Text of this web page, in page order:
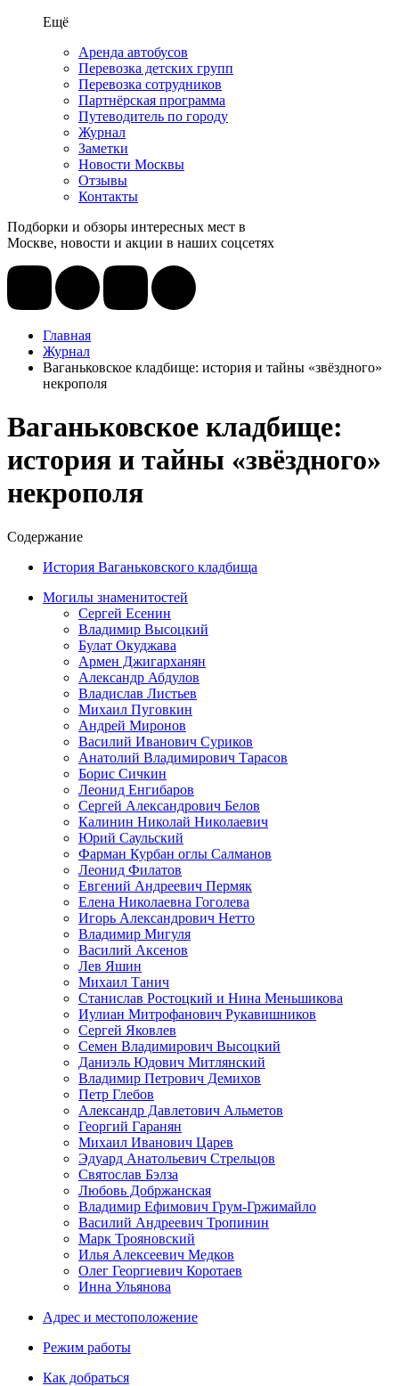
Ещё
Аренда автобусов
Перевозка детских групп
Перевозка сотрудников
Партнёрская программа
Путеводитель по городу
Журнал
Заметки
Новости Москвы
Отзывы
Контакты
Подборки и обзоры интересных мест в
Москве, новости и акции в наших соцсетях
Главная
Журнал
Ваганьковское кладбище: история и тайны «звёздного»
некрополя
Ваганьковское кладбище:
история и тайны «звёздного»
некрополя
Содержание
История Ваганьковского кладбища
Могилы знаменитостей
Сергей Есенин
Владимир Высоцкий
Булат Окуджава
Армен Джигарханян
Александр Абдулов
Владислав Листьев
Михаил Пуговкин
Андрей Миронов
Василий Иванович Суриков
Анатолий Владимирович Тарасов
Борис Сичкин
Леонид Енгибаров
Сергей Александрович Белов
Калинин Николай Николаевич
Юрий Саульский
Фарман Курбан оглы Салманов
Леонид Филатов
Евгений Андреевич Пермяк
Елена Николаевна Гоголева
Игорь Александрович Нетто
Владимир Мигуля
Василий Аксенов
Лев Яшин
Михаил Танич
Станислав Ростоцкий и Нина Меньшикова
Иулиан Митрофанович Рукавишников
Сергей Яковлев
Семен Владимирович Высоцкий
Даниэль Юдович Митлянский
Владимир Петрович Демихов
Петр Глебов
Александр Давлетович Альметов
Георгий Гаранян
Михаил Иванович Царев
Эдуард Анатольевич Стрельцов
Святослав Бэлза
Любовь Добржанская
Владимир Ефимович Грум-Гржимайло
Василий Андреевич Тропинин
Марк Трояновский
Илья Алексеевич Медков
Олег Георгиевич Коротаев
Инна Ульянова
Адрес и местоположение
Режим работы
Как добраться